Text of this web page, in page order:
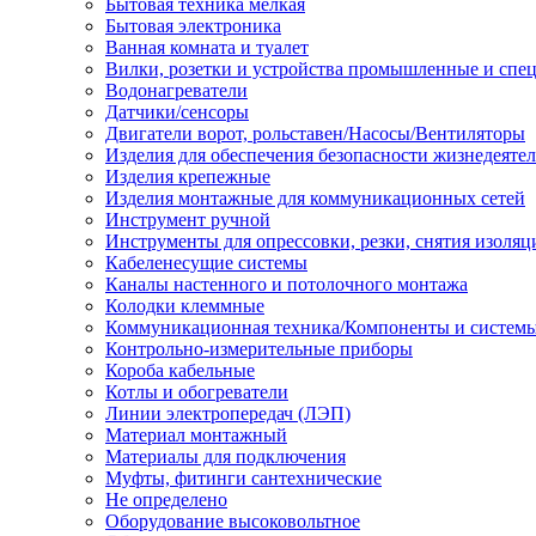
Бытовая техника мелкая
Бытовая электроника
Ванная комната и туалет
Вилки, розетки и устройства промышленные и
Водонагреватели
Датчики/сенсоры
Двигатели ворот, рольставен/Насосы/Вентиляторы
Изделия для обеспечения безопасности
Изделия крепежные
Изделия монтажные для коммуникационных сетей
Инструмент ручной
Инструменты для опрессовки, резки, снятия
Кабеленесущие системы
Каналы настенного и потолочного монтажа
Колодки клеммные
Коммуникационная техника/Компоненты и
Контрольно-измерительные приборы
Короба кабельные
Котлы и обогреватели
Линии электропередач (ЛЭП)
Материал монтажный
Материалы для подключения
Муфты, фитинги сантехнические
Не определено
Оборудование высоковольтное